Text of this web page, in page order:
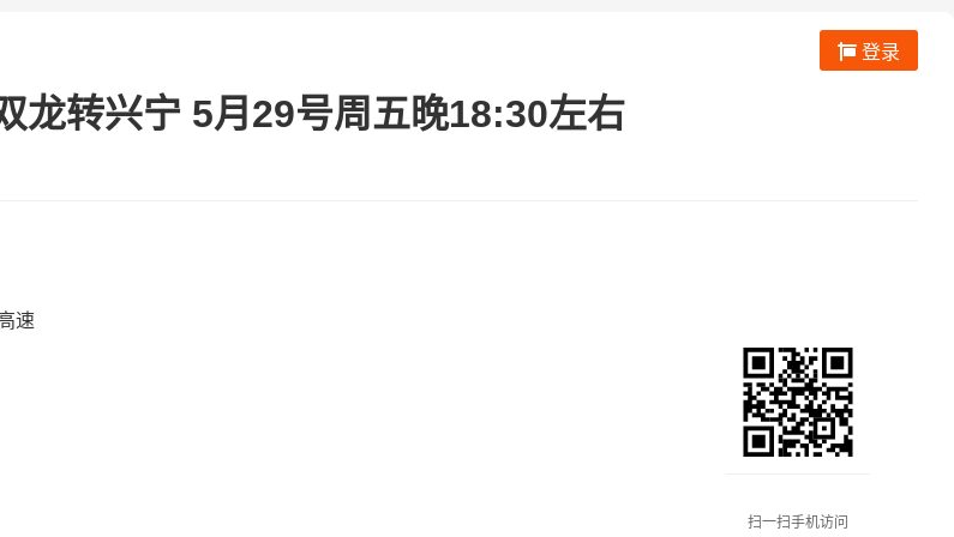
登录
龙转兴宁 5月29号周五晚18:30左右
速
扫一扫手机访问